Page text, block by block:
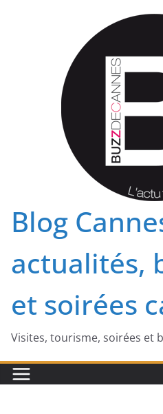
Blog
actualités,
et soirées
Visites, tourisme, soirées et